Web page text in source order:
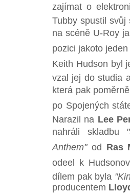
zajímat o
Tubby spustil
na scéně U-Roy
pozici jakoto
Keith Hudson byl
vzal jej do studia
která pak
po Spojených
Narazil na Lee
nahráli skladbu
Anthem"od Ras
odeel k
dílem pak byla
producentem